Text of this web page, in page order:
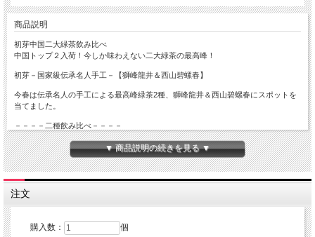
商品説明
初芽中国二大緑茶飲み比べ
中国トップ２入荷！今しか味わえない二大緑茶の最高峰！
初芽－国家級伝承名人手工－【獅峰龍井＆西山碧螺春】
今春は伝承名人の手工による最高峰緑茶2種、獅峰龍井＆西山碧螺春にスポットを
当てました。
－－－－二種飲み比べ－－－－
1，獅峰龍井
初春：明前初芽
製茶師：国家級無形文化遺産伝承人
製法：手工、伝統製法
品種：老種
産区：原産地国家一級保護区
－－－－－－－－－－－－－
2，西山碧螺春
▼ 商品説明の続きを見る ▼
注文
購入数： 個